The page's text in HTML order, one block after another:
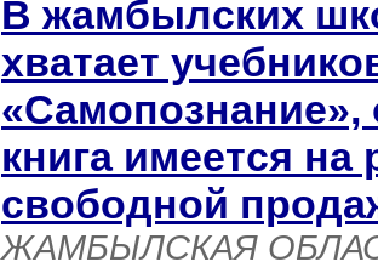
В жамбылских
хватает
«Самопознание»,
книга имеется на
свободной
ЖАМБЫЛСКАЯ